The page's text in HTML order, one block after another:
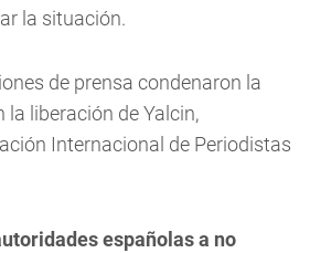
la situación.
de prensa condenaron la
la liberación de Yalcin,
Internacional de Periodistas
españolas a no